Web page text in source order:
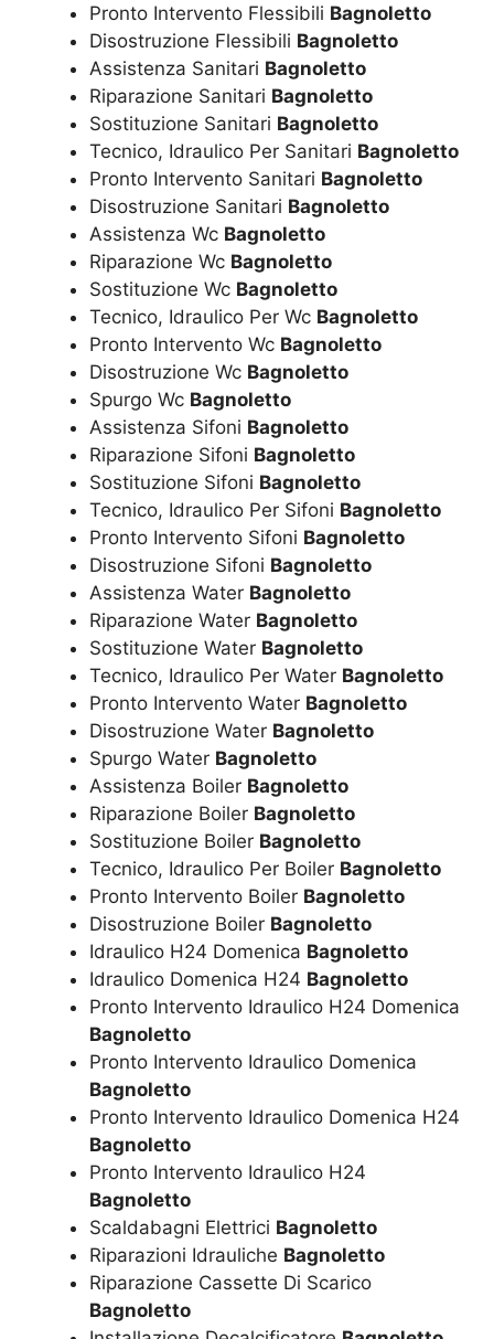
Pronto Intervento Flessibili Bagnoletto
Disostruzione Flessibili Bagnoletto
Assistenza Sanitari Bagnoletto
Riparazione Sanitari Bagnoletto
Sostituzione Sanitari Bagnoletto
Tecnico, Idraulico Per Sanitari Bagnoletto
Pronto Intervento Sanitari Bagnoletto
Disostruzione Sanitari Bagnoletto
Assistenza Wc Bagnoletto
Riparazione Wc Bagnoletto
Sostituzione Wc Bagnoletto
Tecnico, Idraulico Per Wc Bagnoletto
Pronto Intervento Wc Bagnoletto
Disostruzione Wc Bagnoletto
Spurgo Wc Bagnoletto
Assistenza Sifoni Bagnoletto
Riparazione Sifoni Bagnoletto
Sostituzione Sifoni Bagnoletto
Tecnico, Idraulico Per Sifoni Bagnoletto
Pronto Intervento Sifoni Bagnoletto
Disostruzione Sifoni Bagnoletto
Assistenza Water Bagnoletto
Riparazione Water Bagnoletto
Sostituzione Water Bagnoletto
Tecnico, Idraulico Per Water Bagnoletto
Pronto Intervento Water Bagnoletto
Disostruzione Water Bagnoletto
Spurgo Water Bagnoletto
Assistenza Boiler Bagnoletto
Riparazione Boiler Bagnoletto
Sostituzione Boiler Bagnoletto
Tecnico, Idraulico Per Boiler Bagnoletto
Pronto Intervento Boiler Bagnoletto
Disostruzione Boiler Bagnoletto
Idraulico H24 Domenica Bagnoletto
Idraulico Domenica H24 Bagnoletto
Pronto Intervento Idraulico H24 Domenica
Bagnoletto
Pronto Intervento Idraulico Domenica
Bagnoletto
Pronto Intervento Idraulico Domenica H24
Bagnoletto
Pronto Intervento Idraulico H24
Bagnoletto
Scaldabagni Elettrici Bagnoletto
Riparazioni Idrauliche Bagnoletto
Riparazione Cassette Di Scarico
Bagnoletto